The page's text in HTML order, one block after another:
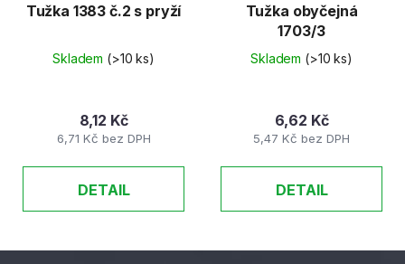
Tužka 1383 č.2 s pryží
Skladem (>10 ks)
6,71 Kč bez DPH
8,12 Kč
DETAIL
Tužka obyčejná
1703/3
Skladem (>10 ks)
5,47 Kč bez DPH
6,62 Kč
DETAIL